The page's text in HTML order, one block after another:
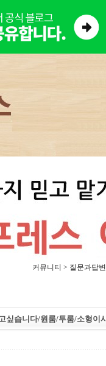
커뮤니티 > 질문과답변
싶습니다/원룸/투룸/소형이